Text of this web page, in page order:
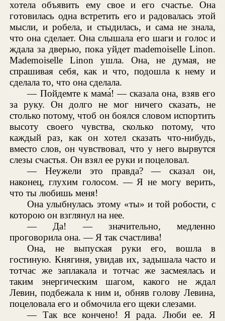
хотела объявить ему свое и его счастье. Она
готовилась одна встретить его и радовалась этой
мысли, и робела, и стыдилась, и сама не знала,
что она сделает. Она слышала его шаги и голос и
ждала за дверью, пока уйдет mademoiselle Linon.
Mademoiselle Linon ушла. Она, не думая, не
спрашивая себя, как и что, подошла к нему и
сделала то, что она сделала.
— Пойдемте к мама́! — сказала она, взяв его
за руку. Он долго не мог ничего сказать, не
столько потому, чтоб он боялся словом испортить
высоту своего чувства, сколько потому, что
каждый раз, как он хотел сказать что-нибудь,
вместо слов, он чувствовал, что у него вырвутся
слезы счастья. Он взял ее руки и поцеловал.
— Неужели это правда? — сказал он,
наконец, глухим голосом. — Я не могу верить,
что ты любишь меня!
Она улыбнулась этому «ты» и той робости, с
которою он взглянул на нее.
— Да! — значительно, медленно
проговорила она. — Я так счастлива!
Она, не выпуская руки его, вошла в
гостиную. Княгиня, увидав их, задышала часто и
тотчас же заплакала и тотчас же засмеялась и
таким энергическим шагом, какого не ждал
Левин, подбежала к ним и, обняв голову Левина,
поцеловала его и обмочила его щеки слезами.
— Так все кончено! Я рада. Люби ее. Я